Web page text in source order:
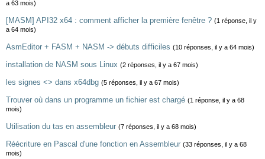
a 63 mois)
[MASM] API32 x64 : comment afficher la première fenêtre ? (1 réponse, il y
a 64 mois)
AsmEditor + FASM + NASM -> débuts difficiles (10 réponses, il y a 64 mois)
installation de NASM sous Linux (2 réponses, il y a 67 mois)
les signes <> dans x64dbg (5 réponses, il y a 67 mois)
Trouver où dans un programme un fichier est chargé (1 réponse, il y a 68
mois)
Utilisation du tas en assembleur (7 réponses, il y a 68 mois)
Réécriture en Pascal d'une fonction en Assembleur (33 réponses, il y a 68
mois)